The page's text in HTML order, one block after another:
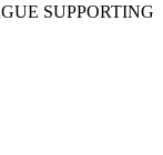
SUPPORTING